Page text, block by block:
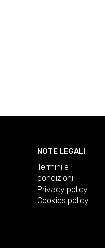
NOTE LEGALI
Termini e
condizioni
Privacy policy
Cookies policy